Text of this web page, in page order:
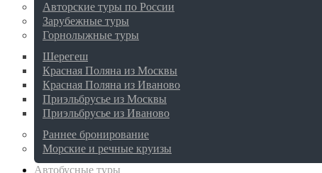
Авторские туры по России
Зарубежные туры
Горнолыжные туры
Шерегеш
Красная Поляна из Москвы
Красная Поляна из Иваново
Приэльбрусье из Москвы
Приэльбрусье из Иваново
Раннее бронирование
Морские и речные круизы
Автобусные туры